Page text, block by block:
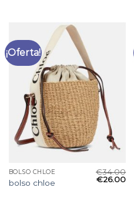
¡Oferta!
BOLSO CHLOE
bolso chloe
€34.00
€26.00